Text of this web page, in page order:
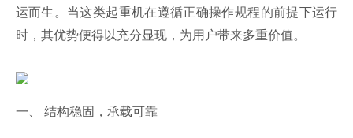
运而生。当这类起重机在遵循正确操作规程的前提下运行
时，其优势便得以充分显现，为用户带来多重价值。
一、 结构稳固，承载可靠